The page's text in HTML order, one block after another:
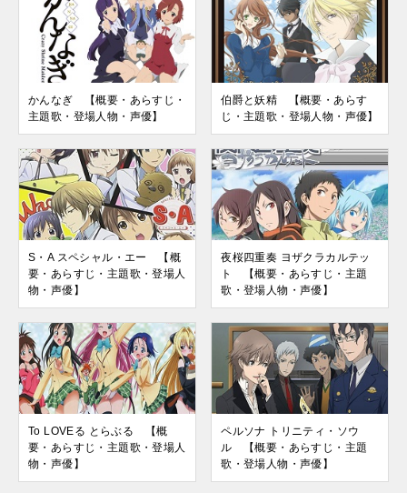
かんなぎ 【概要・あらすじ・
主題歌・登場人物・声優】
伯爵と妖精 【概要・あらす
じ・主題歌・登場人物・声優】
S・A スペシャル・エー 【概
要・あらすじ・主題歌・登場人
物・声優】
夜桜四重奏 ヨザクラカルテッ
ト 【概要・あらすじ・主題
歌・登場人物・声優】
To LOVEる とらぶる 【概
要・あらすじ・主題歌・登場人
物・声優】
ペルソナ トリニティ・ソウ
ル 【概要・あらすじ・主題
歌・登場人物・声優】